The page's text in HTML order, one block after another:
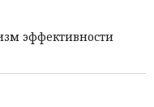
эффективности